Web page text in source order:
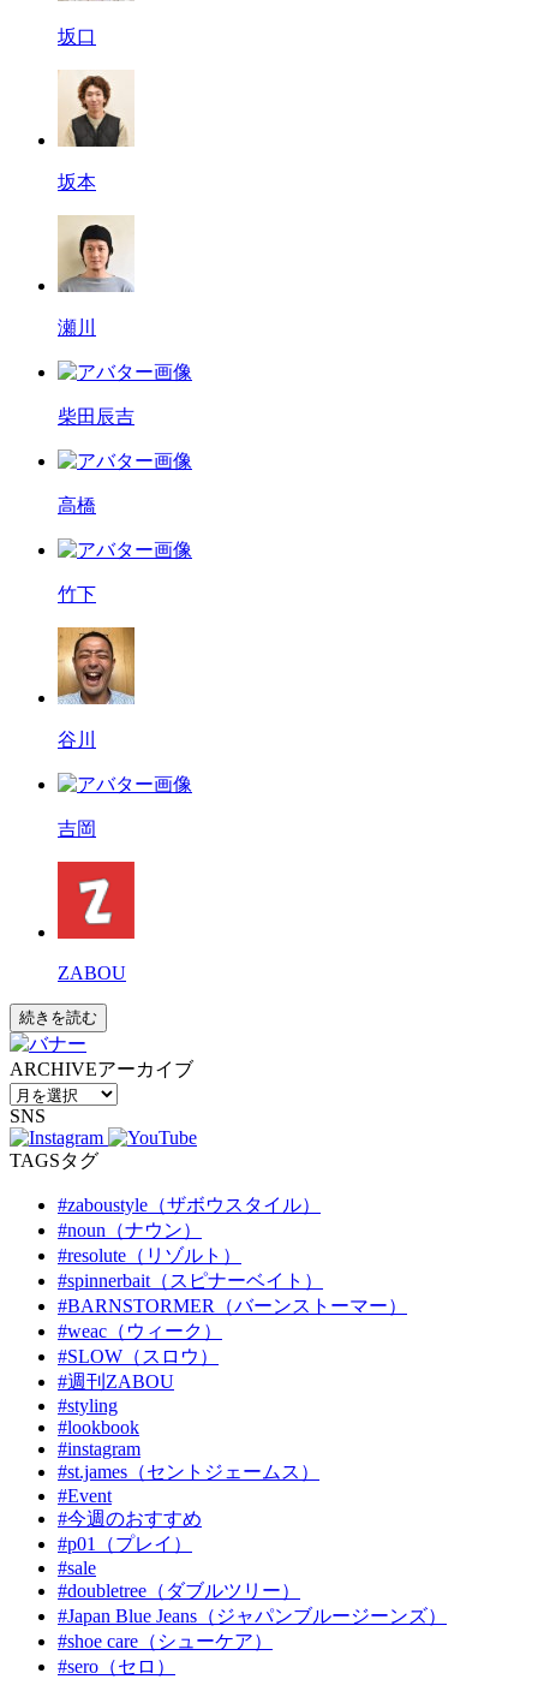
坂口
坂本
瀬川
柴田辰吉
高橋
竹下
谷川
吉岡
ZABOU
続きを読む
ARCHIVEアーカイブ
SNS
TAGSタグ
#zaboustyle（ザボウスタイル）
#noun（ナウン）
#resolute（リゾルト）
#spinnerbait（スピナーベイト）
#BARNSTORMER（バーンストーマー）
#weac（ウィーク）
#SLOW（スロウ）
#週刊ZABOU
#styling
#lookbook
#instagram
#st.james（セントジェームス）
#Event
#今週のおすすめ
#p01（プレイ）
#sale
#doubletree（ダブルツリー）
#Japan Blue Jeans（ジャパンブルージーンズ）
#shoe care（シューケア）
#sero（セロ）